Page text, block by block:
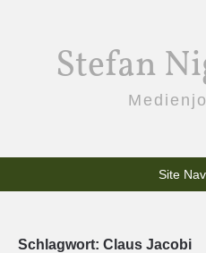
Stefan
Site
Schlagwort: Claus Jacobi